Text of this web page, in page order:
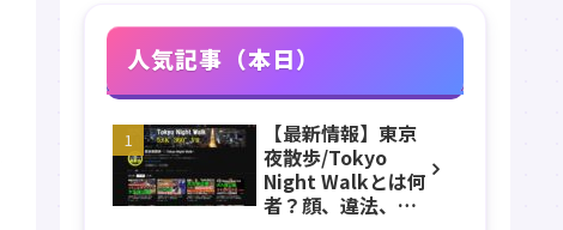
人気記事（本日）
【最新情報】東京
夜散歩/Tokyo
Night Walkとは何
者？顔、違法、逮